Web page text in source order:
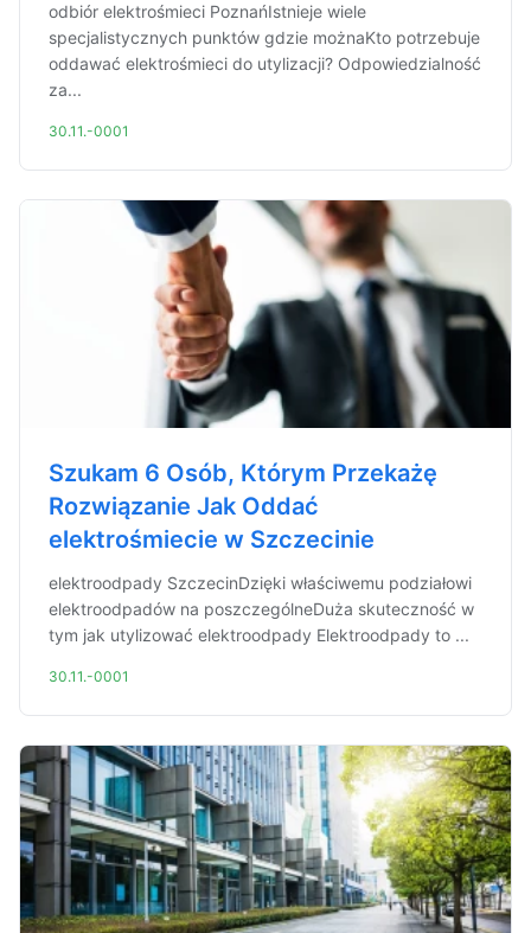
odbiór elektrośmieci PoznańIstnieje wiele
specjalistycznych punktów gdzie możnaKto potrzebuje
oddawać elektrośmieci do utylizacji? Odpowiedzialność
za...
30.11.-0001
Szukam 6 Osób, Którym Przekażę
Rozwiązanie Jak Oddać
elektrośmiecie w Szczecinie
elektroodpady SzczecinDzięki właściwemu podziałowi
elektroodpadów na poszczególneDuża skuteczność w
tym jak utylizować elektroodpady Elektroodpady to ...
30.11.-0001